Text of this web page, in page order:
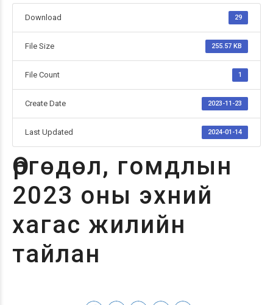
Download 29
File Size 255.57 KB
File Count 1
Create Date 2023-11-23
Last Updated 2024-01-14
Өргөдөл, гомдлын
2023 оны эхний
хагас жилийн
тайлан